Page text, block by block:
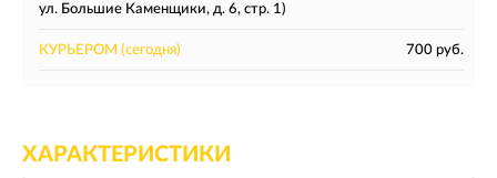
ул. Большие Каменщики, д. 6, стр. 1)
КУРЬЕРОМ (сегодня) 700 руб.
ХАРАКТЕРИСТИКИ